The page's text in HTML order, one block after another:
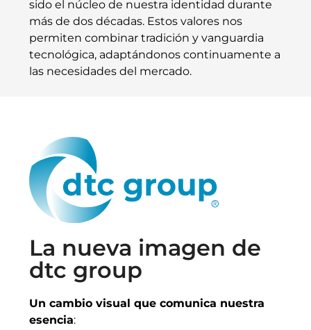
sido el núcleo de nuestra identidad durante
más de dos décadas. Estos valores nos
permiten combinar tradición y vanguardia
tecnológica, adaptándonos continuamente a
las necesidades del mercado.
La nueva imagen de
dtc group
Un cambio visual que comunica nuestra
esencia: